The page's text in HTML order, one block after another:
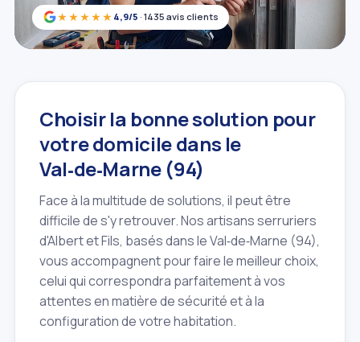
★★★★★ 4,9/5 · 1435 avis clients
Choisir la bonne solution pour
votre domicile dans le
Val‑de‑Marne (94)
Face à la multitude de solutions, il peut être
difficile de s'y retrouver. Nos artisans serruriers
d'Albert et Fils, basés dans le Val‑de‑Marne (94),
vous accompagnent pour faire le meilleur choix,
celui qui correspondra parfaitement à vos
attentes en matière de sécurité et à la
configuration de votre habitation.